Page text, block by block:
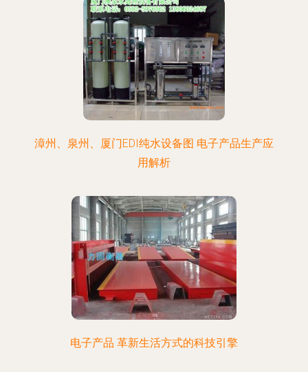
漳州、泉州、厦门EDI纯水设备图 电子产品生产应
用解析
电子产品 革新生活方式的科技引擎